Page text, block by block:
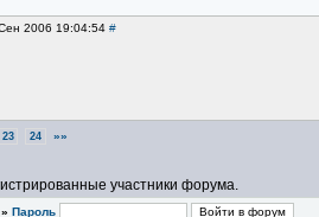
2006 19:04:54 #
23 24 »»
участники форума.
» Пароль